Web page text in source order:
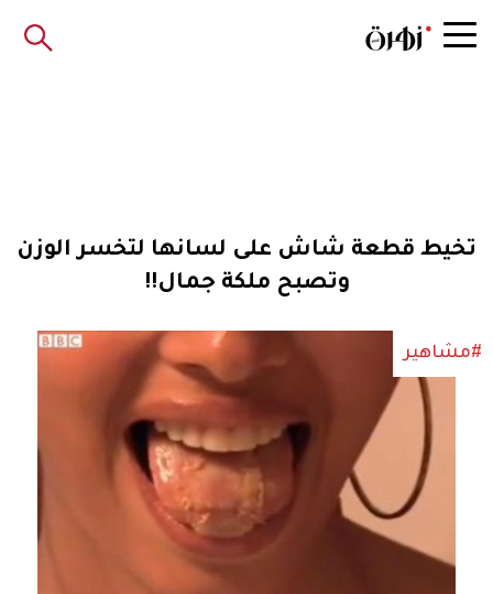
تخيط قطعة شاش على لسانها لتخسر الوزن
وتصبح ملكة جمال!!
#مشاهير